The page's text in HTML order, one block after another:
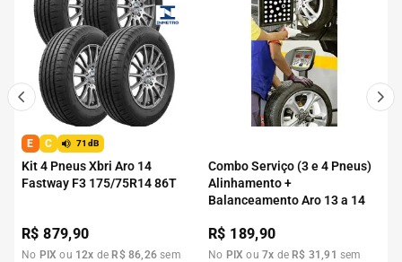
E C 71dB
Kit 4 Pneus Xbri Aro 14
Fastway F3 175/75R14 86T
R$879,90
No PIX ou 12x de R$ 86,26 sem
Combo Serviço (3 e 4 Pneus)
Alinhamento +
Balanceamento Aro 13 a 14
R$ 189,90
No PIX ou7x de R$ 31 ,91 sem